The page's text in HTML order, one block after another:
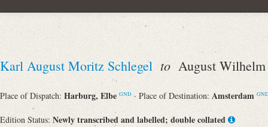
Karl August Moritz Schlegel to August
Place of Dispatch: Harburg, Elbe GND · Place of Destination: Amsterdam
Edition Status: Newly transcribed and labelled; double collated